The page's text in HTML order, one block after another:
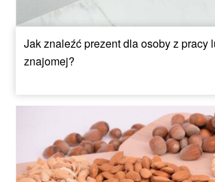
Jak znaleźć prezent dla osoby z pracy
znajomej?